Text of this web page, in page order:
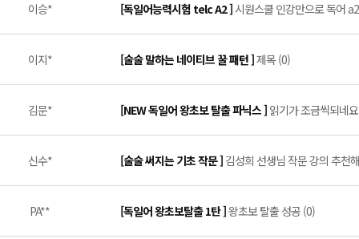
이승* [독일어능력시험 telc A2 ]시원스쿨 인강만으로 독어
이지* [술술 말하는 네이티브 꿀 패턴 ]제목 (0)
김문* [NEW 독일어 왕초보 탈출 파닉스 ] 읽기가 조금씩되네
신수* [술술 써지는 기초 작문 ] 김성희 선생님 작문 강의 추천
PA** [독일어 왕초보탈출 1탄 ]왕초보 탈출 성공 (0)